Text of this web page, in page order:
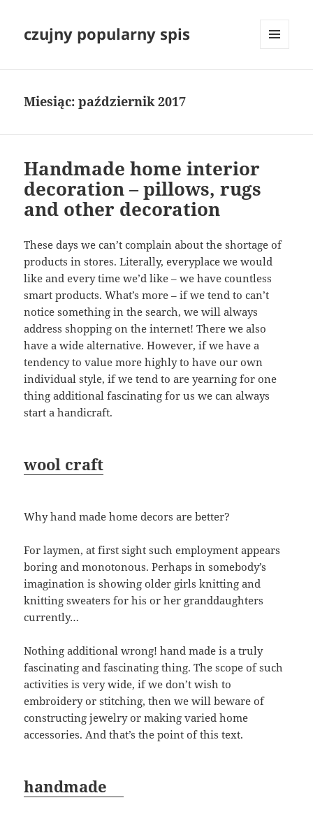
czujny popularny spis
Miesiąc:październik 2017
Handmade home interior
decoration – pillows, rugs
and other decoration
These days we can’t complain about the shortage of
products in stores. Literally, everyplace we would
like and every time we’d like – we have countless
smart products. What’s more – if we tend to can’t
notice something in the search, we will always
address shopping on the internet! There we also
have a wide alternative. However, if we have a
tendency to value more highly to have our own
individual style, if we tend to are yearning for one
thing additional fascinating for us we can always
start a handicraft.
wool craft
Why hand made home decors are better?
For laymen, at first sight such employment appears
boring and monotonous. Perhaps in somebody’s
imagination is showing older girls knitting and
knitting sweaters for his or her granddaughters
currently…
Nothing additional wrong! hand made is a truly
fascinating and fascinating thing. The scope of such
activities is very wide, if we don’t wish to
embroidery or stitching, then we will beware of
constructing jewelry or making varied home
accessories. And that’s the point of this text.
handmade